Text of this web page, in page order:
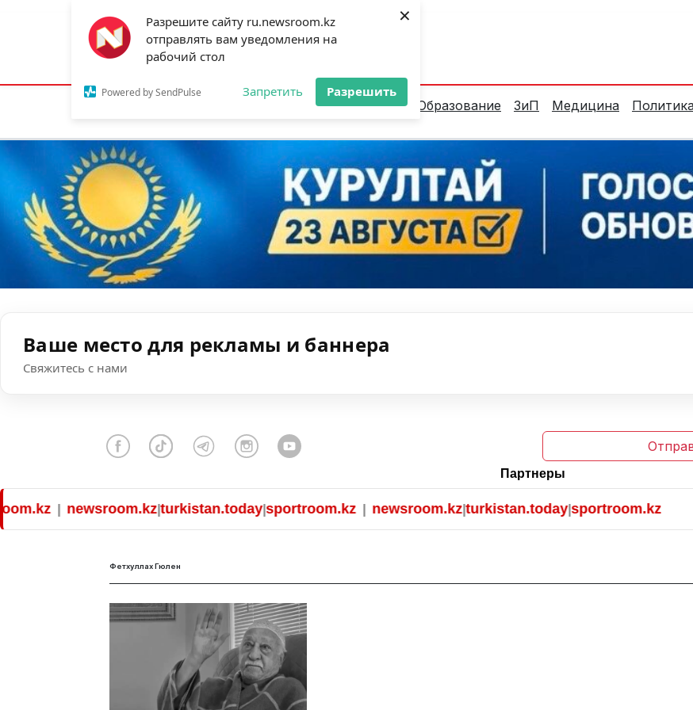
Разрешите сайту ru.newsroom.kz
отправлять вам уведомления на
рабочий стол
Powered by SendPulse Запретить Разрешить
×
Астана:26°C Алматы:35°C Шымкент:
Новости Аналитика Образование ЗиП Медицина
Ваше место для рекламы и баннера
Свяжитесь с нами
Партнеры
|newsroom.kz|turkistan.today|sportroom.kz|newsroom.kz|turkistan.today|sportroom.kz
Фетхуллах Гюлен